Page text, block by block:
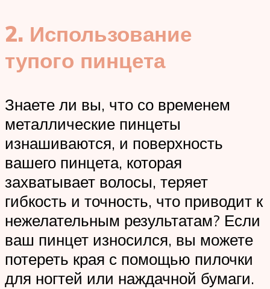
2. Использование
тупого пинцета
Знаете ли вы, что со временем
металлические пинцеты
изнашиваются, и поверхность
вашего пинцета, которая
захватывает волосы, теряет
гибкость и точность, что приводит к
нежелательным результатам? Если
ваш пинцет износился, вы можете
потереть края с помощью пилочки
для ногтей или наждачной бумаги.